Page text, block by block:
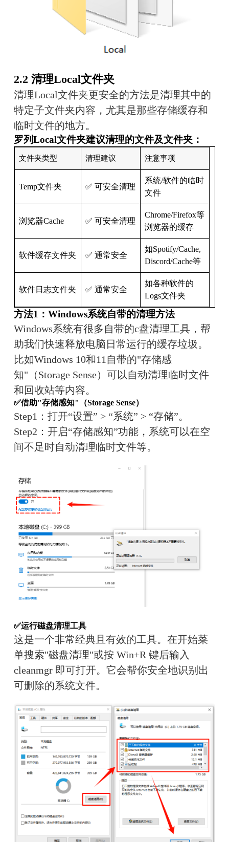
2.2 清理Local文件夹
清理Local文件夹更安全的方法是清理其中的
特定子文件夹内容，尤其是那些存储缓存和
临时文件的地方。
罗列Local文件夹建议清理的文件及文件夹：
文件夹类型 清理建议 注意事项
Temp文件夹 ✅ 可安全清理
系统/软件的临时
文件
浏览器Cache ✅ 可安全清理
Chrome/Firefox等
浏览器的缓存
软件缓存文件夹 ✅ 通常安全
如Spotify/Cache,
Discord/Cache等
软件日志文件夹 ✅ 通常安全
如各种软件的
Logs文件夹
方法1：Windows系统自带的清理方法
Windows系统有很多自带的c盘清理工具，帮
助我们快速释放电脑日常运行的缓存垃圾。
比如Windows 10和11自带的"存储感
知"（Storage Sense）可以自动清理临时文件
和回收站等内容。
✅借助"存储感知"（Storage Sense）
Step1：打开“设置” > “系统” > “存储”。
Step2：开启“存储感知”功能，系统可以在空
间不足时自动清理临时文件等。
✅运行磁盘清理工具
这是一个非常经典且有效的工具。在开始菜
单搜索"磁盘清理"或按 Win+R 键后输入
cleanmgr 即可打开。它会帮你安全地识别出
可删除的系统文件。